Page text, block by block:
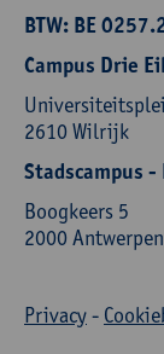
BTW: BE
Campus Drie
2610 Wilrijk
Stadscampus -
Boogkeers 5
2000 Antwerpen
Privacy-